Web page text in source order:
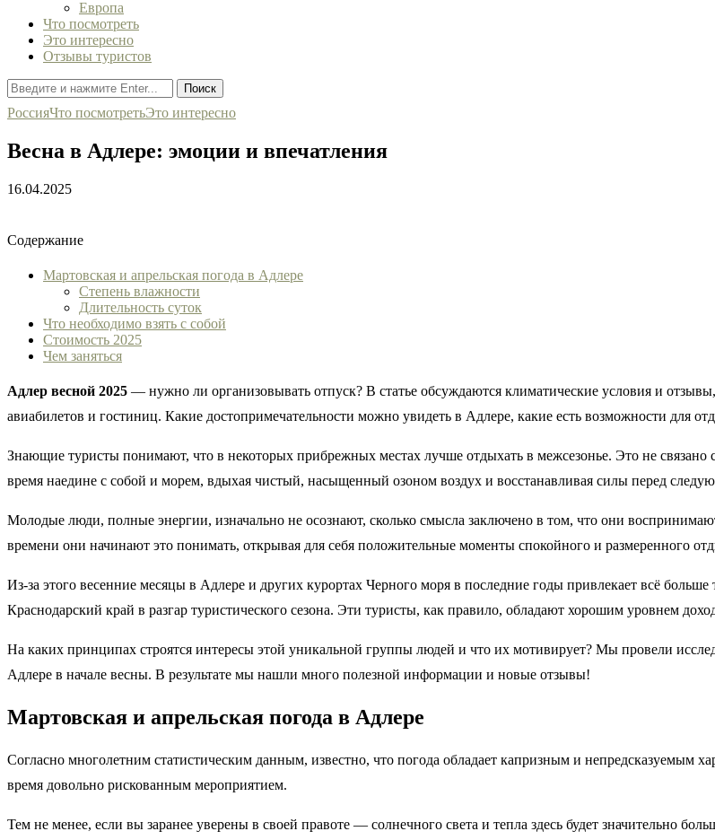
Европа
Что посмотреть
Это интересно
Отзывы туристов
Поиск
РоссияЧто посмотретьЭто интересно
Весна в Адлере: эмоции и впечатления
16.04.2025
Содержание
Мартовская и апрельская погода в Адлере
Степень влажности
Длительность суток
Что необходимо взять с собой
Стоимость 2025
Чем заняться
Адлер весной 2025 — нужно ли организовывать отпуск? В статье обсуждаются климатические условия и
авиабилетов и гостиниц. Какие достопримечательности можно увидеть в Адлере, какие есть возможности для
Знающие туристы понимают, что в некоторых прибрежных местах лучше отдыхать в межсезонье. Это не связано
время наедине с собой и морем, вдыхая чистый, насыщенный озоном воздух и восстанавливая силы перед
Молодые люди, полные энергии, изначально не осознают, сколько смысла заключено в том, что они
времени они начинают это понимать, открывая для себя положительные моменты спокойного и размеренного
Из-за этого весенние месяцы в Адлере и других курортах Черного моря в последние годы привлекает всё
Краснодарский край в разгар туристического сезона. Эти туристы, как правило, обладают хорошим уровнем
На каких принципах строятся интересы этой уникальной группы людей и что их мотивирует? Мы провели
Адлере в начале весны. В результате мы нашли много полезной информации и новые отзывы!
Мартовская и апрельская погода в Адлере
Согласно многолетним статистическим данным, известно, что погода обладает капризным и непредсказуемым
время довольно рискованным мероприятием.
Тем не менее, если вы заранее уверены в своей правоте — солнечного света и тепла здесь будет значительно